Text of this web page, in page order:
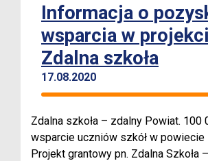
Informacja o
wsparcia w
Zdalna szkoła
17.08.2020
Zdalna szkoła – zdalny Powiat. 100
wsparcie uczniów szkół w
Projekt grantowy pn. Zdalna Szkoła